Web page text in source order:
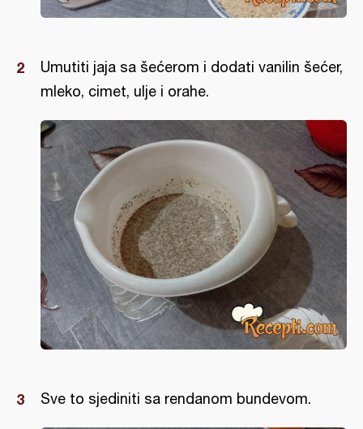
Umutiti jaja sa šećerom i dodati vanilin šećer,
mleko, cimet, ulje i orahe.
Sve to sjediniti sa rendanom bundevom.